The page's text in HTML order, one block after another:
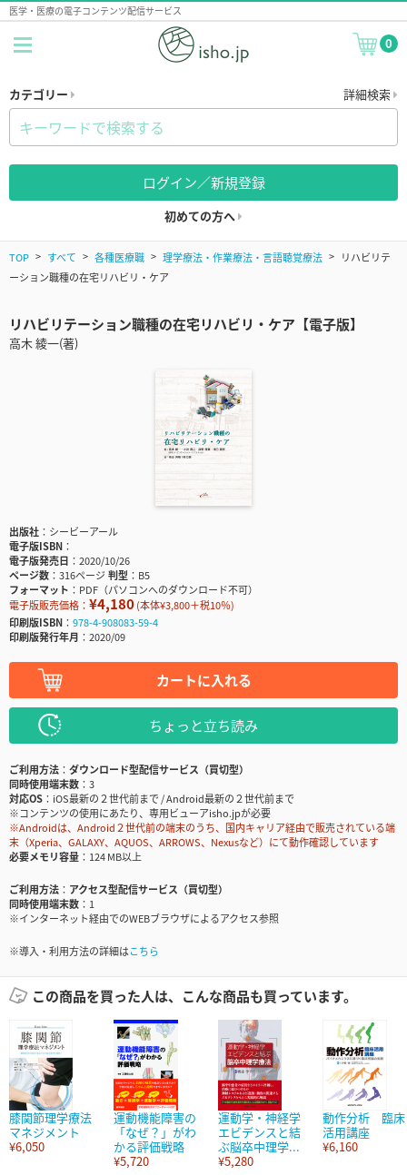
医学・医療の電子コンテンツ配信サービス
0
カテゴリー 詳細検索
ログイン／新規登録
初めての方へ
TOP すべて 各種医療職 理学療法・作業療法・言語聴覚療法
リハビリテ
ーション職種の在宅リハビリ・ケア
リハビリテーション職種の在宅リハビリ・ケア【電子版】
高木 綾一(著)
出版社
シービーアール
電子版ISBN
電子版発売日
2020/10/26
ページ数
316ページ判型
B5
フォーマット
PDF（パソコンへのダウンロード不可）
電子版販売価格： ¥4,180(本体¥3,800＋税10％)
印刷版ISBN
978-4-908083-59-4
印刷版発行年月
2020/09
カートに入れる
ちょっと立ち読み
ご利用方法
ダウンロード型配信サービス（買切型）
同時使用端末数
3
対応OS
iOS最新の２世代前まで / Android最新の２世代前まで
※コンテンツの使用にあたり、専用ビューアisho.jpが必要
※Androidは、Android２世代前の端末のうち、国内キャリア経由で販売されている端
末（Xperia、GALAXY、AQUOS、ARROWS、Nexusなど）にて動作確認しています
必要メモリ容量
124 MB以上
ご利用方法
アクセス型配信サービス（買切型）
同時使用端末数
1
※インターネット経由でのWEBブラウザによるアクセス参照
※導入・利用方法の詳細はこちら
この商品を買った人は、こんな商品も買っています。
膝関節理学療法
マネジメント
¥6,050
運動機能障害の
「なぜ？」がわ
かる評価戦略
¥5,720
運動学・神経学
エビデンスと結
ぶ脳卒中理学...
¥5,280
動作分析 臨床
活用講座
¥6,160